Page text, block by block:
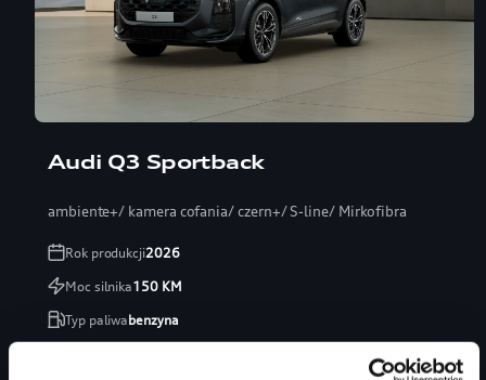
Audi Q3 Sportback
ambiente+/ kamera cofania/ czern+/ S-line/ Mirkofibra
Rok produkcji2026
Moc silnika150KM
Typ paliwabenzyna